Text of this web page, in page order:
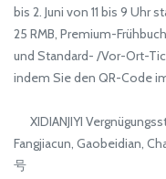
bis 2. Juni von 11 bis 9 Uhr
25 RMB, Premium-
und Standard- /Vor-Ort-
indem Sie den QR-Code
XIDIANJIYI
Fangjiacun, Gaobeidian,
号